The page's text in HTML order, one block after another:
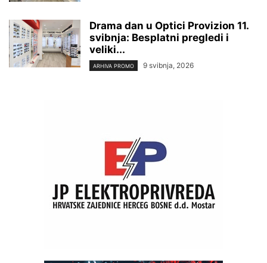
Drama dan u Optici Provizion 11.
svibnja: Besplatni pregledi i
veliki...
ARHIVA PROMO 9 svibnja, 2026